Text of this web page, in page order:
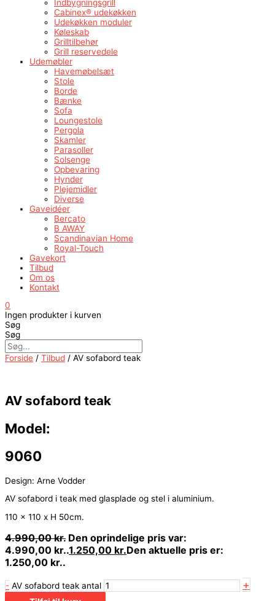
Indbygningsgrill
Cabinex® udekøkken
Udekøkken moduler
Køleskab
Grilltilbehør
Grill reservedele
Udemøbler
Havemøbelsæt
Stole
Borde
Bænke
Sofa
Loungestole
Pergola
Skamler
Parasoller
Solsenge
Opbevaring
Hynder
Plejemidler
Diverse
Gaveidéer
Bercato
B AWAY
Scandinavian Home
Royal-Touch
Gavekort
Tilbud
Om os
Kontakt
0
Ingen produkter i kurven
Søg
Søg
Forside / Tilbud / AV sofabord teak
AV sofabord teak
Model:
9060
Design: Arne Vodder
AV sofabord i teak med glasplade og stel i aluminium.
110 x 110 x H 50cm.
4.990,00kr. Den oprindelige pris var:
4.990,00 kr..1.250,00 kr.Den aktuelle pris er:
1.250,00 kr..
- AV sofabord teak antal +